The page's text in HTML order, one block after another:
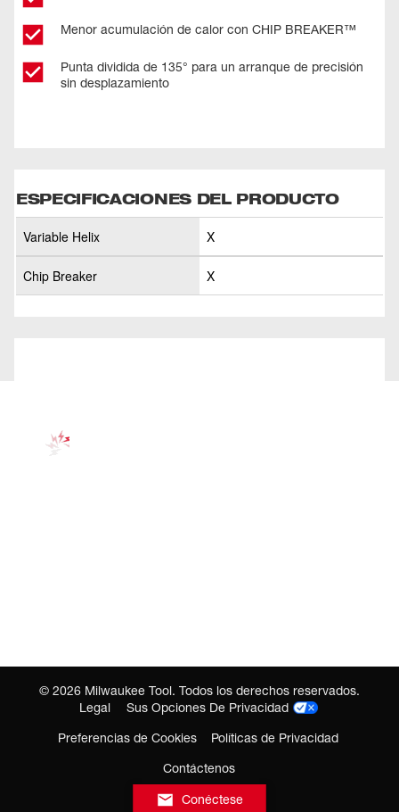
Menor acumulación de calor con CHIP BREAKER™
Punta dividida de 135° para un arranque de precisión
sin desplazamiento
ESPECIFICACIONES DEL PRODUCTO
Variable Helix X
Chip Breaker X
Conéctese
© 2026 Milwaukee Tool. Todos los derechos reservados.
Legal
Sus Opciones De Privacidad
Preferencias de Cookies
Políticas de Privacidad
Contáctenos